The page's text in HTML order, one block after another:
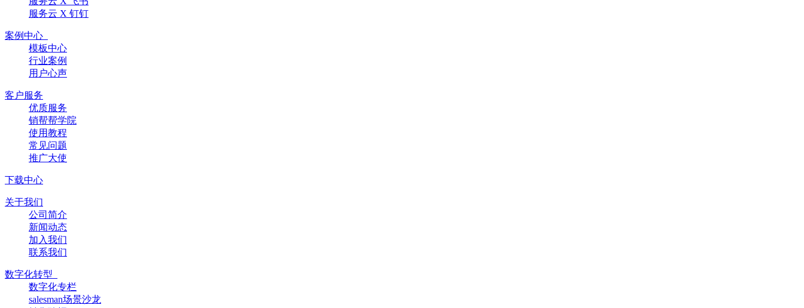
服务云 X 钉钉
案例中心
模板中心
行业案例
用户心声
客户服务
优质服务
销帮帮学院
使用教程
常见问题
推广大使
下载中心
关于我们
公司简介
新闻动态
加入我们
联系我们
数字化转型
数字化专栏
salesman场景沙龙